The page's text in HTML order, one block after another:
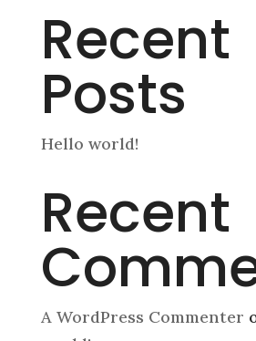
Recent
Posts
Hello world!
Recent
A WordPress Commenter